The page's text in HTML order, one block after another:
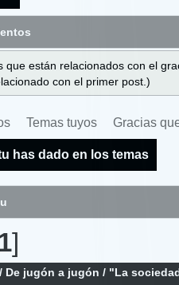
que están relacionados con el
con el primer post.)
Temas tuyos Gracias
has dado en los temas
1]
/ De jugón a jugón / "La